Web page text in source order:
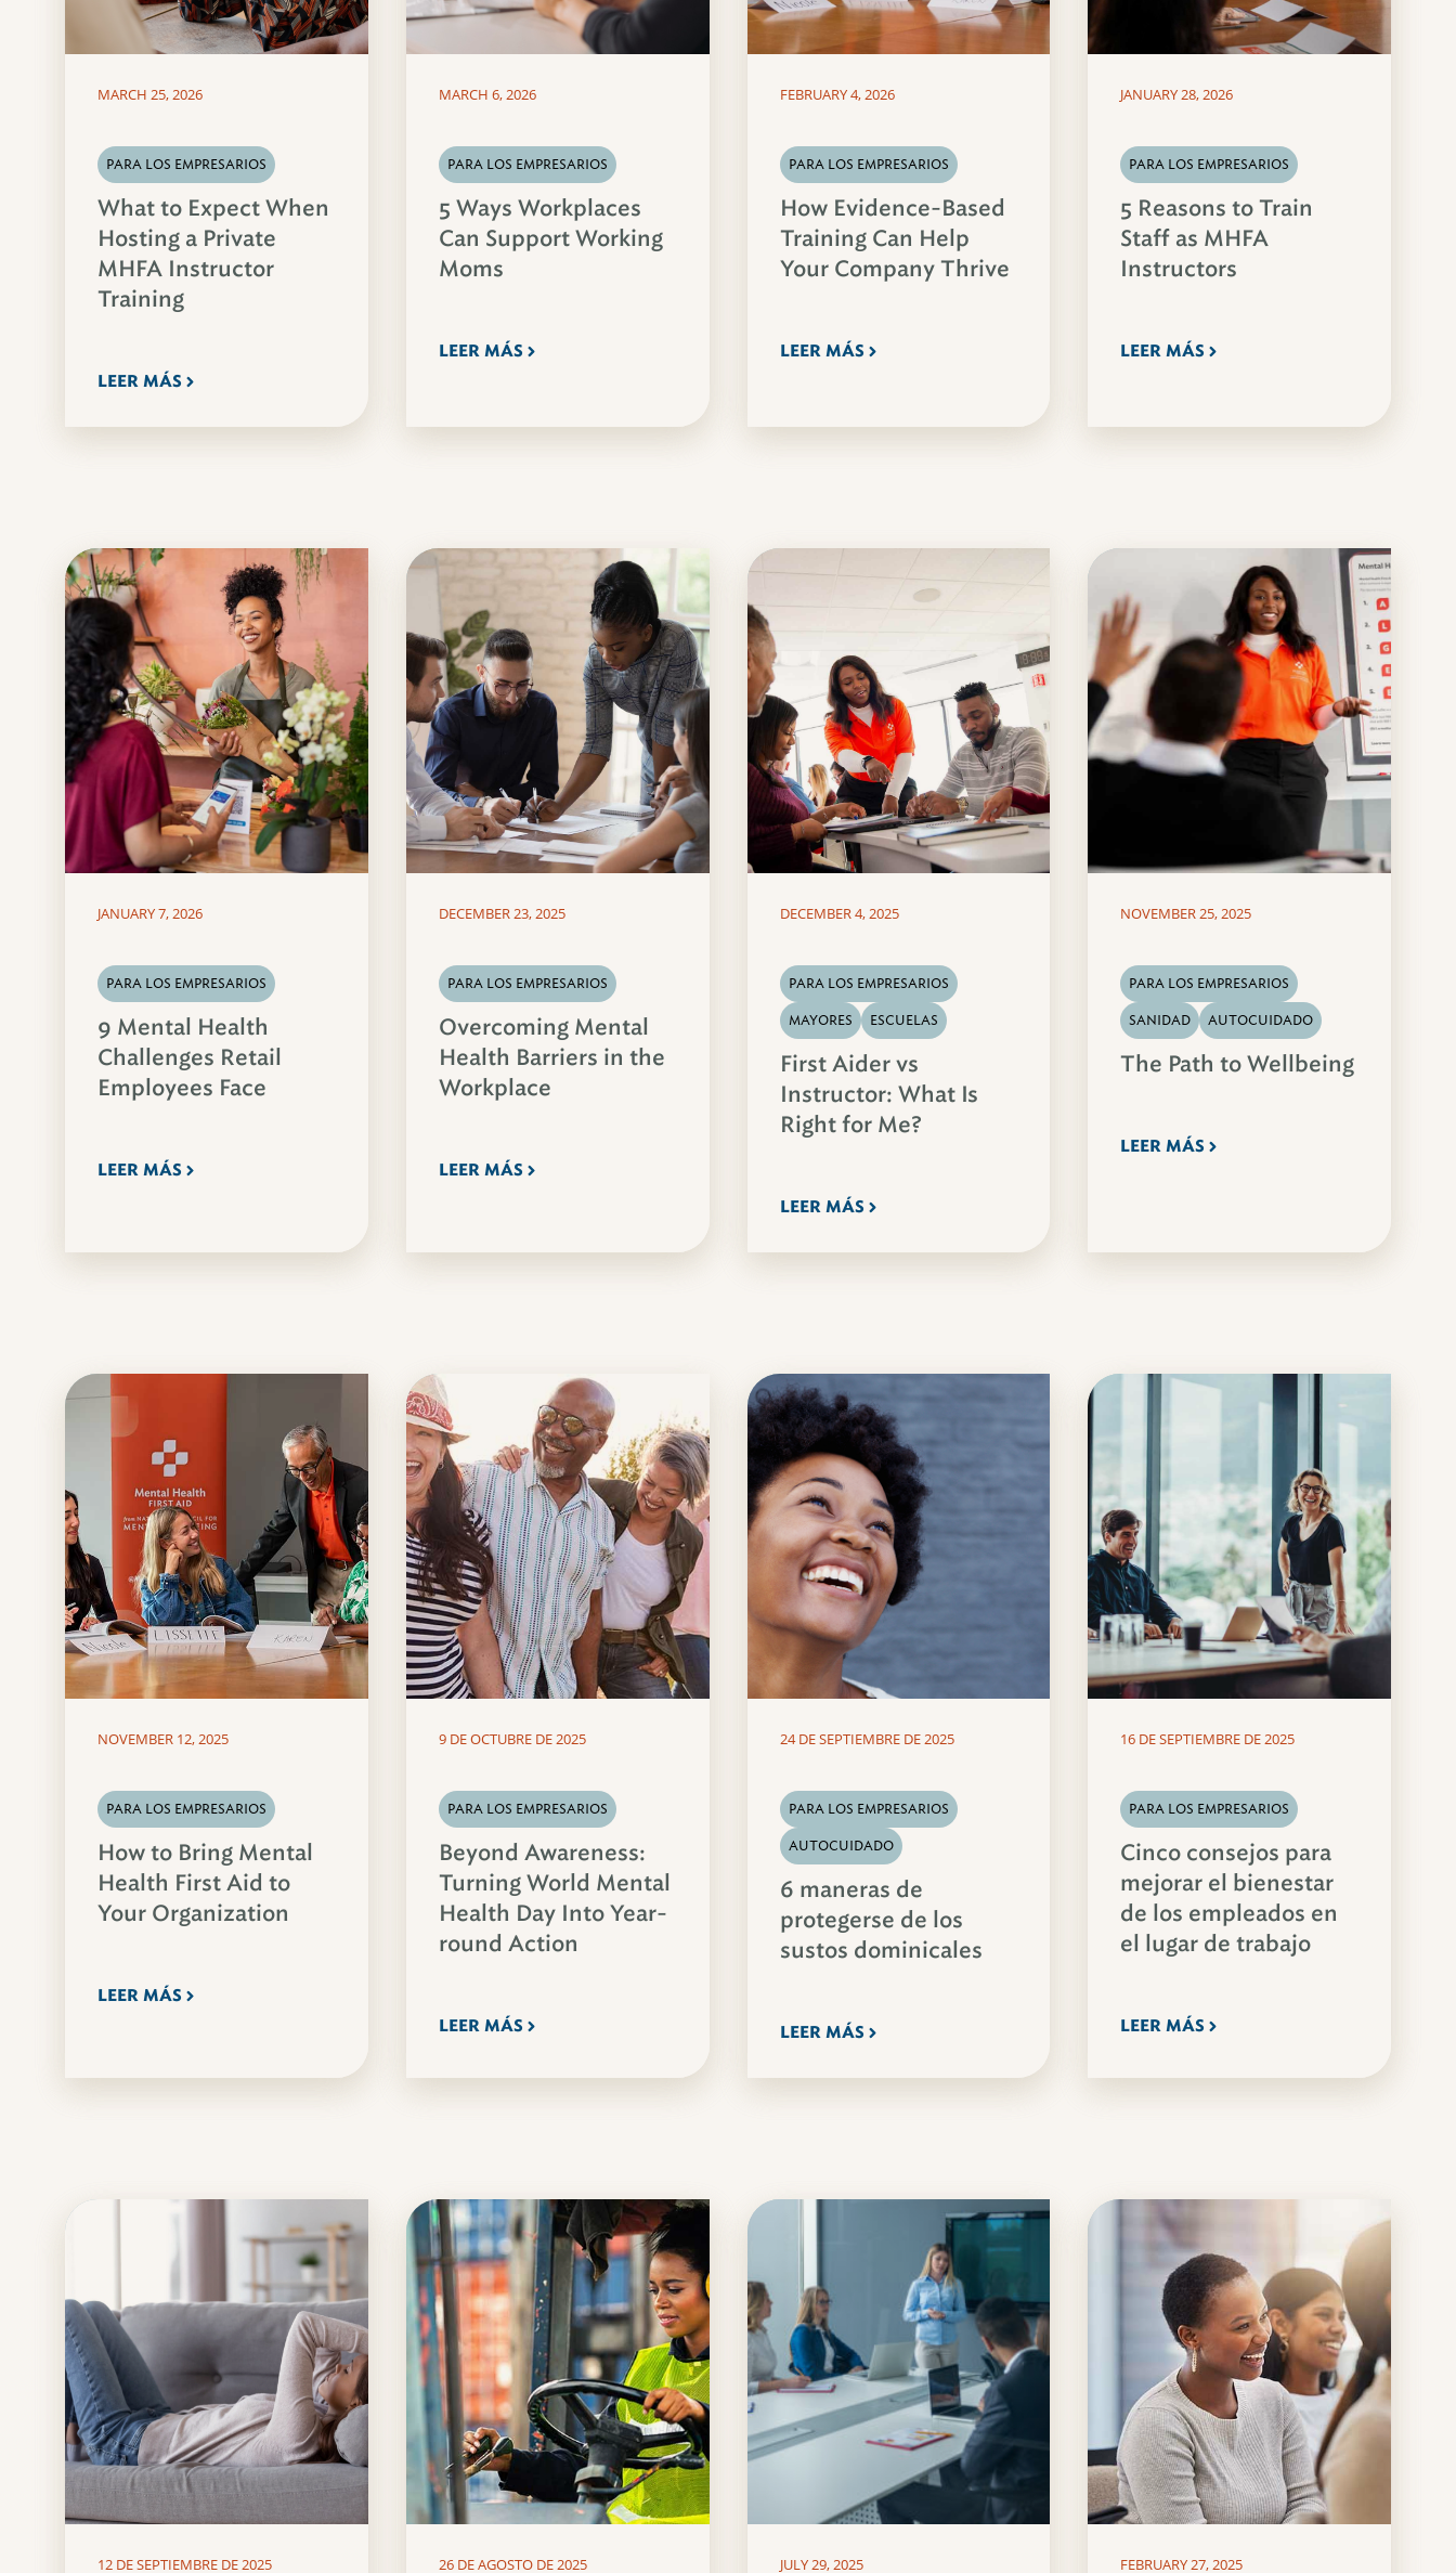
MARCH 25, 2026
PARA LOS EMPRESARIOS
What to Expect When
Hosting a Private
MHFA Instructor
Training
LEER MÁS
MARCH 6, 2026
PARA LOS EMPRESARIOS
5 Ways Workplaces
Can Support Working
Moms
LEER MÁS
FEBRUARY 4, 2026
PARA LOS EMPRESARIOS
How Evidence-Based
Training Can Help
Your Company Thrive
LEER MÁS
JANUARY 28, 2026
PARA LOS EMPRESARIOS
5 Reasons to Train
Staff as MHFA
Instructors
LEER MÁS
JANUARY 7, 2026
PARA LOS EMPRESARIOS
9 Mental Health
Challenges Retail
Employees Face
LEER MÁS
DECEMBER 23, 2025
PARA LOS EMPRESARIOS
Overcoming Mental
Health Barriers in the
Workplace
LEER MÁS
DECEMBER 4, 2025
PARA LOS EMPRESARIOS
MAYORES ESCUELAS
First Aider vs
Instructor: What Is
Right for Me?
LEER MÁS
NOVEMBER 25, 2025
PARA LOS EMPRESARIOS
SANIDAD AUTOCUIDADO
The Path to Wellbeing
LEER MÁS
NOVEMBER 12, 2025
PARA LOS EMPRESARIOS
How to Bring Mental
Health First Aid to
Your Organization
LEER MÁS
9 DE OCTUBRE DE 2025
PARA LOS EMPRESARIOS
Beyond Awareness:
Turning World Mental
Health Day Into Year-
round Action
LEER MÁS
24 DE SEPTIEMBRE DE 2025
PARA LOS EMPRESARIOS
AUTOCUIDADO
6 maneras de
protegerse de los
sustos dominicales
LEER MÁS
16 DE SEPTIEMBRE DE 2025
PARA LOS EMPRESARIOS
Cinco consejos para
mejorar el bienestar
de los empleados en
el lugar de trabajo
LEER MÁS
12 DE SEPTIEMBRE DE 2025 26 DE AGOSTO DE 2025 JULY 29, 2025 FEBRUARY 27, 2025